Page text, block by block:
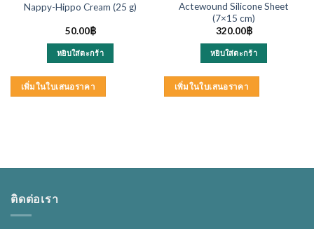
Nappy-Hippo Cream (25 g)
50.00฿
หยิบใส่ตะกร้า
เพิ่มในใบเสนอราคา
Actewound Silicone Sheet
(7×15 cm)
320.00฿
หยิบใส่ตะกร้า
เพิ่มในใบเสนอราคา
ติดต่อเรา